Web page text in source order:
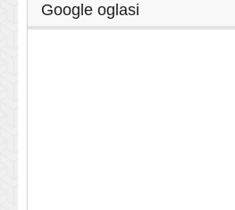
Google oglasi